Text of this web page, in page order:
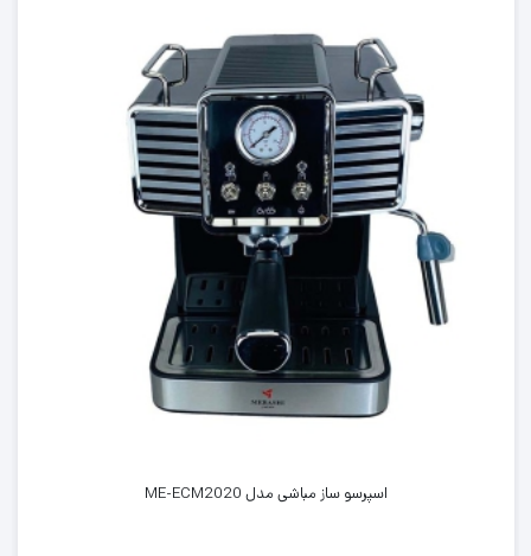
اسپرسو ساز مباشی مدل ME-ECM2020